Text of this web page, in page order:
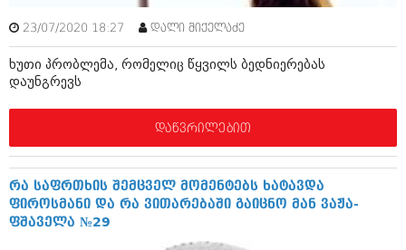
მარტი 2017 (212)
თებერვალი 2017 (205)
იანვარი 2017 (246)
დეკემბერი 2016 (207)
ნოემბერი 2016 (207)
აგვისტო 2016 (258)
ივნისი 2016 (221)
მაისი 2016 (261)
აპრილი 2016 (215)
მარტი 2016 (200)
თებერვალი 2016 (250)
23/07/2020 18:27 დალი მიქელაძე
ხუთი პრობლემა, რომელიც წყვილს ბედნიერებას
დაუნგრევს
დაწვრილებით
რა საფრთხის შემცველ მომენტებს ხატავდა
ფიროსმანი და რა ვითარებაში გაიცნო მან ვაჟა-
ფშაველა №29